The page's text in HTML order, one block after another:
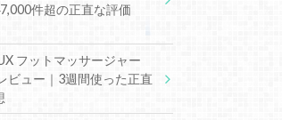
件超の正直な評価
フットマッサージャー
ビュー｜3週間使った正直